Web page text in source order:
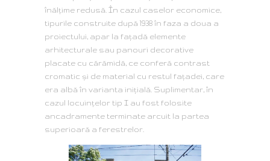
înălțime redusă. În cazul caselor economice,
tipurile construite după 1938 în faza a doua a
proiectului, apar la faţadă elemente
arhitecturale sau panouri decorative
placate cu cărămidă, ce conferă contrast
cromatic și de material cu restul fațadei, care
era albă în varianta inițială. Suplimentar, în
cazul locuințelor tip I au fost folosite
ancadramente terminate arcuit la partea
superioară a ferestrelor.